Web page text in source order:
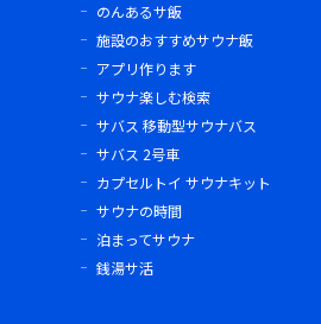
のんあるサ飯
施設のおすすめサウナ飯
アプリ作ります
サウナ楽しむ検索
サバス 移動型サウナバス
サバス 2号車
カプセルトイ サウナキット
サウナの時間
泊まってサウナ
銭湯サ活